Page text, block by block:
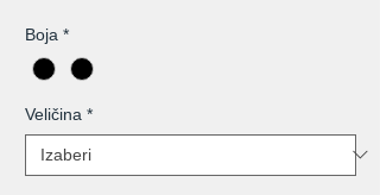
Boja *
Veličina *